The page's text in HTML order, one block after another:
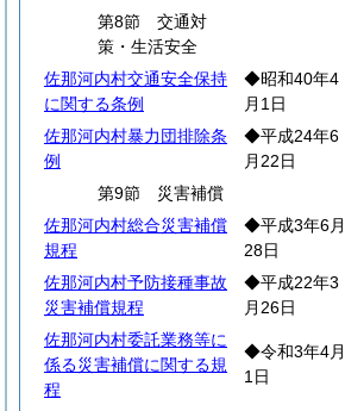
第8節 交通対
策・生活安全
佐那河内村交通安全保持
に関する条例
◆昭和40年4
月1日
佐那河内村暴力団排除条
例
◆平成24年6
月22日
第9節 災害補償
佐那河内村総合災害補償
規程
◆平成3年6月
28日
佐那河内村予防接種事故
災害補償規程
◆平成22年3
月26日
佐那河内村委託業務等に
係る災害補償に関する規
程
◆令和3年4月
1日